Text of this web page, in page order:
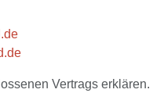
Vertrags erklären.